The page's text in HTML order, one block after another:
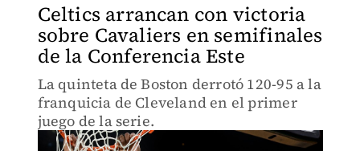
Celtics arrancan con victoria
sobre Cavaliers en semifinales
de la Conferencia Este
La quinteta de Boston derrotó 120-95 a la
franquicia de Cleveland en el primer
juego de la serie.